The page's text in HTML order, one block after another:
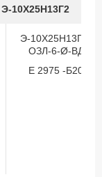
10Х25Н13Г2
Э-10Х25Н13Г2-
ОЗЛ-6-Ø-ВД
Е 2975 -Б20